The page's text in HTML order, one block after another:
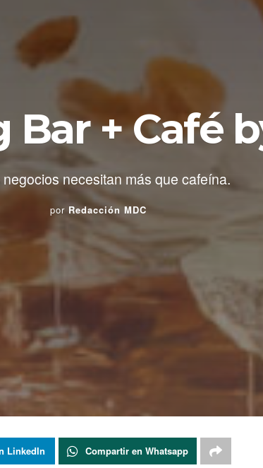
Bar + Café
negocios necesitan más que cafeína.
por Redacción MDC
LinkedIn Compartir en Whatsapp